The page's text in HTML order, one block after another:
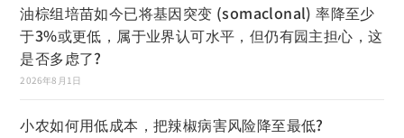
油棕组培苗如今已将基因突变 (somaclonal) 率降至少
于3%或更低，属于业界认可水平，但仍有园主担心，这
是否多虑了?
2026年8月1日
小农如何用低成本，把辣椒病害风险降至最低?